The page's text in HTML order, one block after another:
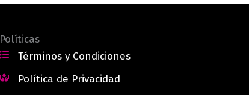
Políticas
Términos y Condiciones
Política de Privacidad